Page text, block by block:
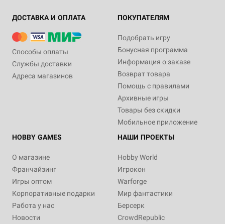
ДОСТАВКА И ОПЛАТА
Способы оплаты
Службы доставки
Адреса магазинов
ПОКУПАТЕЛЯМ
Подобрать игру
Бонусная программа
Информация о заказе
Возврат товара
Помощь с правилами
Архивные игры
Товары без скидки
Мобильное приложение
HOBBY GAMES
О магазине
Франчайзинг
Игры оптом
Корпоративные подарки
Работа у нас
Новости
НАШИ ПРОЕКТЫ
Hobby World
Игрокон
Warforge
Мир фантастики
Берсерк
CrowdRepublic